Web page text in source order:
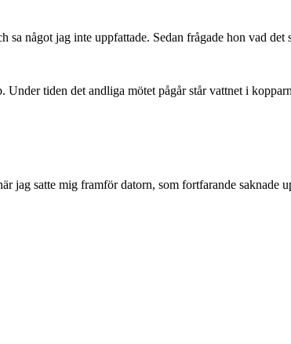
något jag inte uppfattade. Sedan frågade hon vad
tiden det andliga mötet pågår står vattnet i
jag satte mig framför datorn, som fortfarande saknade